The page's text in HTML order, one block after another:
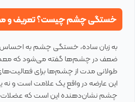
خستگی چشم چیست؟ تعریف و
به زبان ساده، خستگی چشم به احساس
ضعف در چشم‌ها گفته می‌شود که
طولانی مدت از چشم‌ها برای
این عارضه در واقع یک علامت است و
چشم نشان‌دهنده این است که